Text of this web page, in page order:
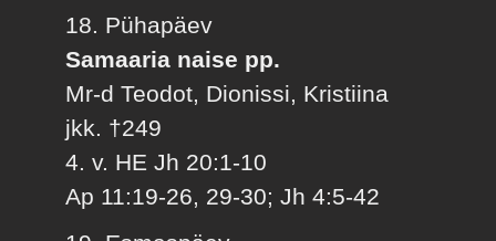
18. Pühapäev
Samaaria naise pp.
Mr-d Teodot, Dionissi, Kristiina
jkk. †249
4. v. HE Jh 20:1-10
Ap 11:19-26, 29-30; Jh 4:5-42